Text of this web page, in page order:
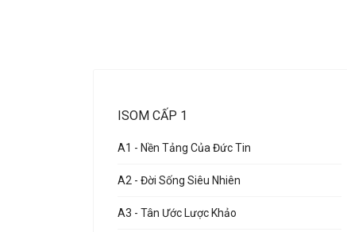
ISOM CẤP 1
A1 - Nền Tảng Của Đức Tin
A2 - Đời Sống Siêu Nhiên
A3 - Tân Ước Lược Khảo